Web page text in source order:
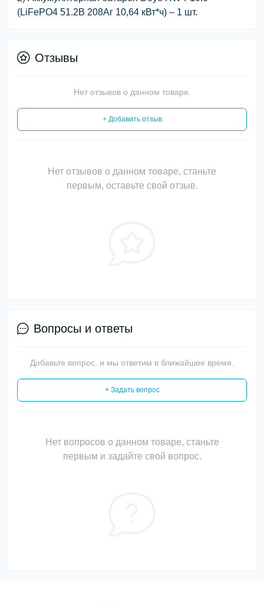
(LiFePO4 51.2В 208Aг 10,64 кВт*ч) – 1 шт.
Отзывы
Нет отзывов о данном товаре.
+ Добавить отзыв
Нет отзывов о данном товаре, станьте
первым, оставьте свой отзыв.
Вопросы и ответы
Добавьте вопрос, и мы ответим в ближайшее время.
+ Задать вопрос
Нет вопросов о данном товаре, станьте
первым и задайте свой вопрос.